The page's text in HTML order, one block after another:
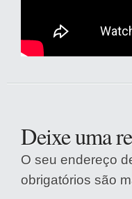
Deixe uma
O seu endereço
obrigatórios são